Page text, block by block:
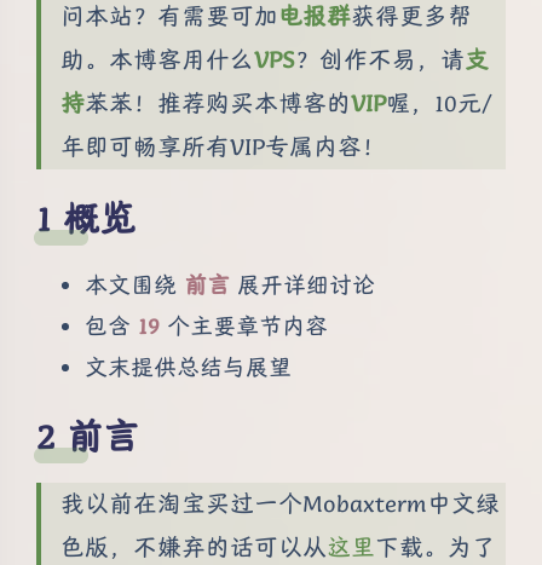
问本站？有需要可加电报群获得更多帮
助。本博客用什么VPS？创作不易，请支
持苯苯！推荐购买本博客的VIP喔，10元/
年即可畅享所有VIP专属内容！
概览
本文围绕 前言 展开详细讨论
包含 19 个主要章节内容
文末提供总结与展望
前言
我以前在淘宝买过一个Mobaxterm中文绿
色版，不嫌弃的话可以从这里下载。为了